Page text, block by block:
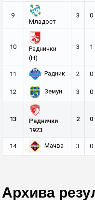
9
Младост
3 0
10
Раднички
(Н)
3 1
11 Радник 2 0
12 Земун 3 0
13
Раднички
1923
2 0
14 Мачва 3 0
Архива